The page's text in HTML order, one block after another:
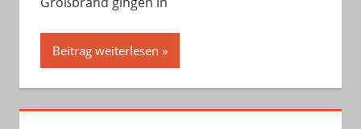
Beitrag weiterlesen